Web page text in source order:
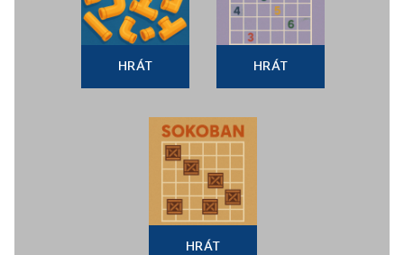
HRÁT HRÁT
HRÁT